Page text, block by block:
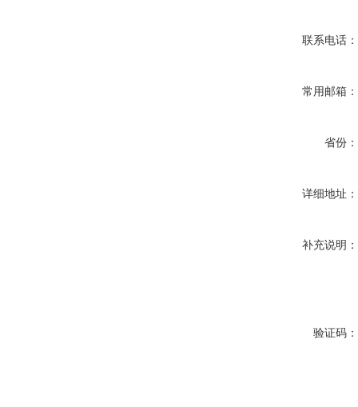
联系电话：
常用邮箱：
省份：
详细地址：
补充说明：
验证码：